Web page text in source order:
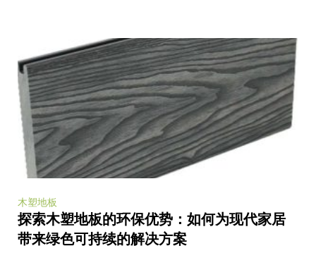
木塑地板
探索木塑地板的环保优势：如何为现代家居
带来绿色可持续的解决方案